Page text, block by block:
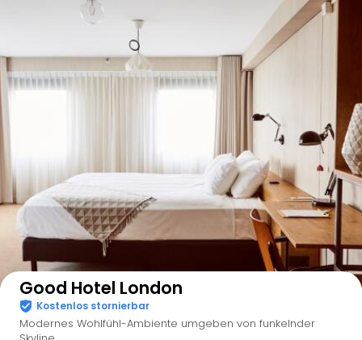
Auf der Karte anzeigen
Good Hotel London
Kostenlos stornierbar
Modernes Wohlfühl-Ambiente umgeben von funkelnder